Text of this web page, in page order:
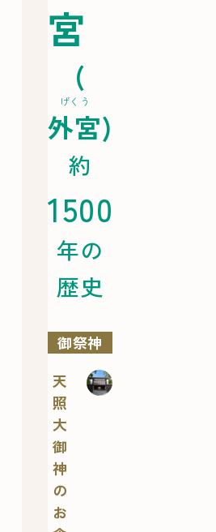
宮
(
外宮
げくう
)
約
1500
年の
歴史
御祭神
天
照
大
御
神
の
お